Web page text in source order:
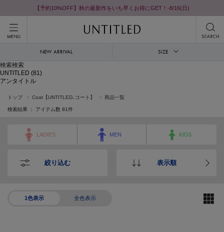
【予約10%OFF】秋の最新作をいち早くお得にGET！-8/16(日)
NEW ARRIVAL
SIZE
検索検索
UNTITLED (81)
アンタイトル
トップ Coat【UNTITLED､コート】 商品一覧
検索結果 ： アイテム数 81件
LADIES MEN KIDS
絞り込む 表示順
1色表示 全色表示